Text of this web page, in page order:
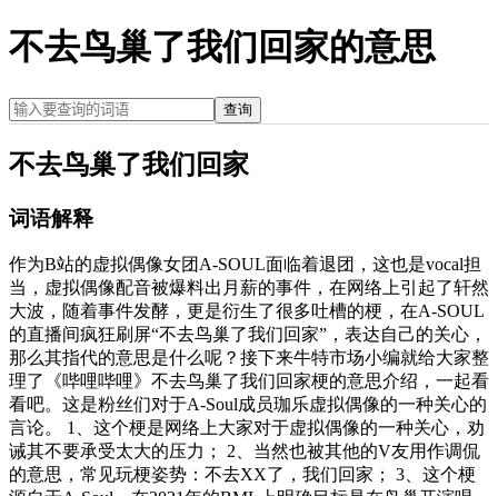
不去鸟巢了我们回家的意思
查询
不去鸟巢了我们回家
词语解释
作为B站的虚拟偶像女团A-SOUL面临着退团，这也是vocal担
当，虚拟偶像配音被爆料出月薪的事件，在网络上引起了轩然
大波，随着事件发酵，更是衍生了很多吐槽的梗，在A-SOUL
的直播间疯狂刷屏“不去鸟巢了我们回家”，表达自己的关心，
那么其指代的意思是什么呢？接下来牛特市场小编就给大家整
理了《哔哩哔哩》不去鸟巢了我们回家梗的意思介绍，一起看
看吧。这是粉丝们对于A-Soul成员珈乐虚拟偶像的一种关心的
言论。 1、这个梗是网络上大家对于虚拟偶像的一种关心，劝
诫其不要承受太大的压力； 2、当然也被其他的V友用作调侃
的意思，常见玩梗姿势：不去XX了，我们回家； 3、这个梗